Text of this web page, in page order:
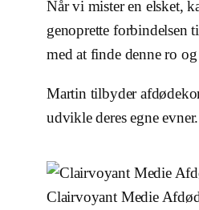
Når vi mister en elsket,
genoprette forbindelsen
med at finde denne ro
Martin tilbyder
udvikle deres egne evner.
Clairvoyant Medie